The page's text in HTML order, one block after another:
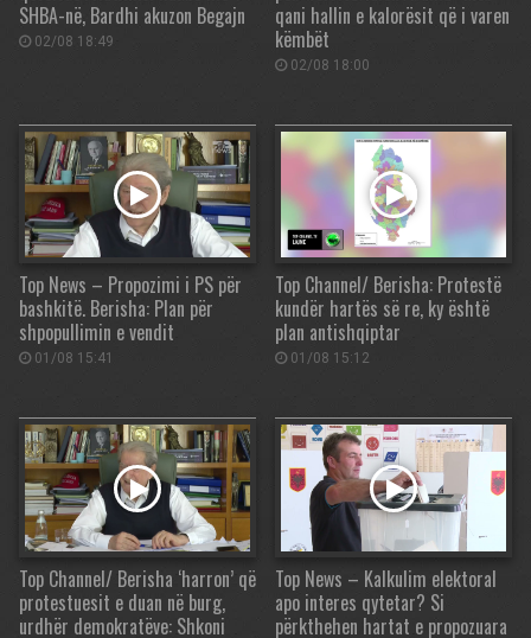
SHBA-në, Bardhi akuzon Begajn
02/08 18:49
qani hallin e kalorësit që i varen
këmbët
02/08 18:00
Top News – Propozimi i PS për
bashkitë. Berisha: Plan për
shpopullimin e vendit
01/08 15:41
Top Channel/ Berisha: Protestë
kundër hartës së re, ky është
plan antishqiptar
01/08 15:12
Top Channel/ Berisha ‘harron’ që
protestuesit e duan në burg,
urdhër demokratëve: Shkoni
Top News – Kalkulim elektoral
apo interes qytetar? Si
përkthehen hartat e propozuara